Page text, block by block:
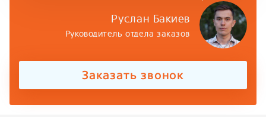
Руслан Бакиев
Руководитель отдела заказов
Заказать звонок